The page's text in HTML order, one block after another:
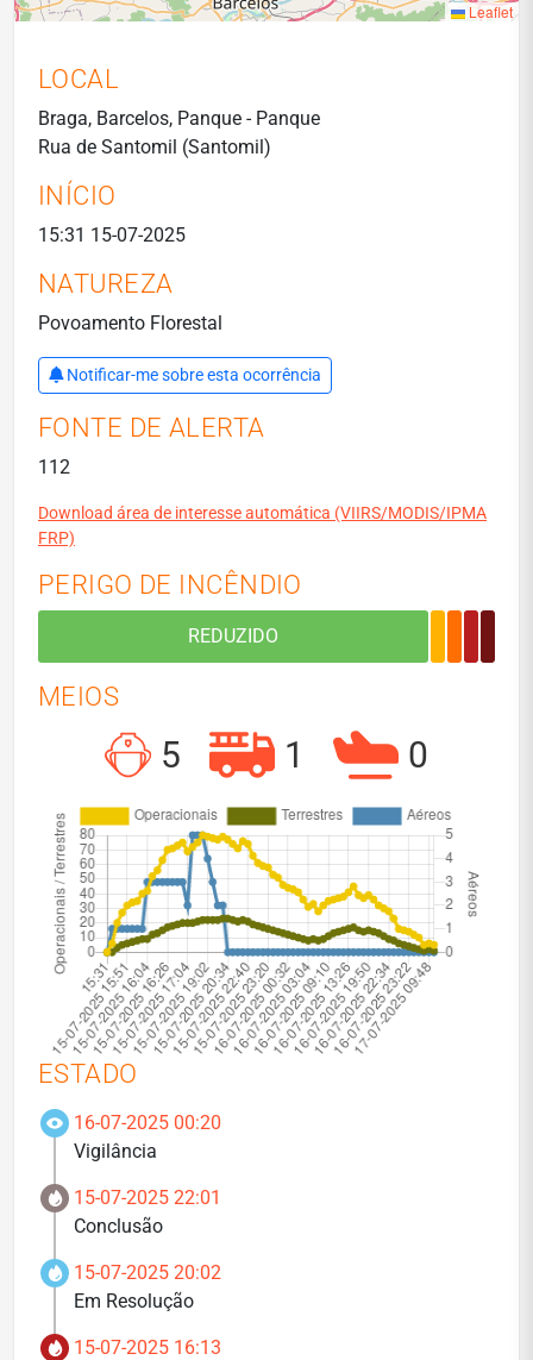
Leaflet
LOCAL
Braga, Barcelos, Panque - Panque
Rua de Santomil (Santomil)
INÍCIO
15:31 15-07-2025
NATUREZA
Povoamento Florestal
Notificar-me sobre esta ocorrência
FONTE DE ALERTA
112
Download área de interesse automática (VIIRS/MODIS/IPMA
FRP)
PERIGO DE INCÊNDIO
MEIOS
5 1 0
ESTADO
16-07-2025 00:20
Vigilância
15-07-2025 22:01
Conclusão
15-07-2025 20:02
Em Resolução
15-07-2025 16:13